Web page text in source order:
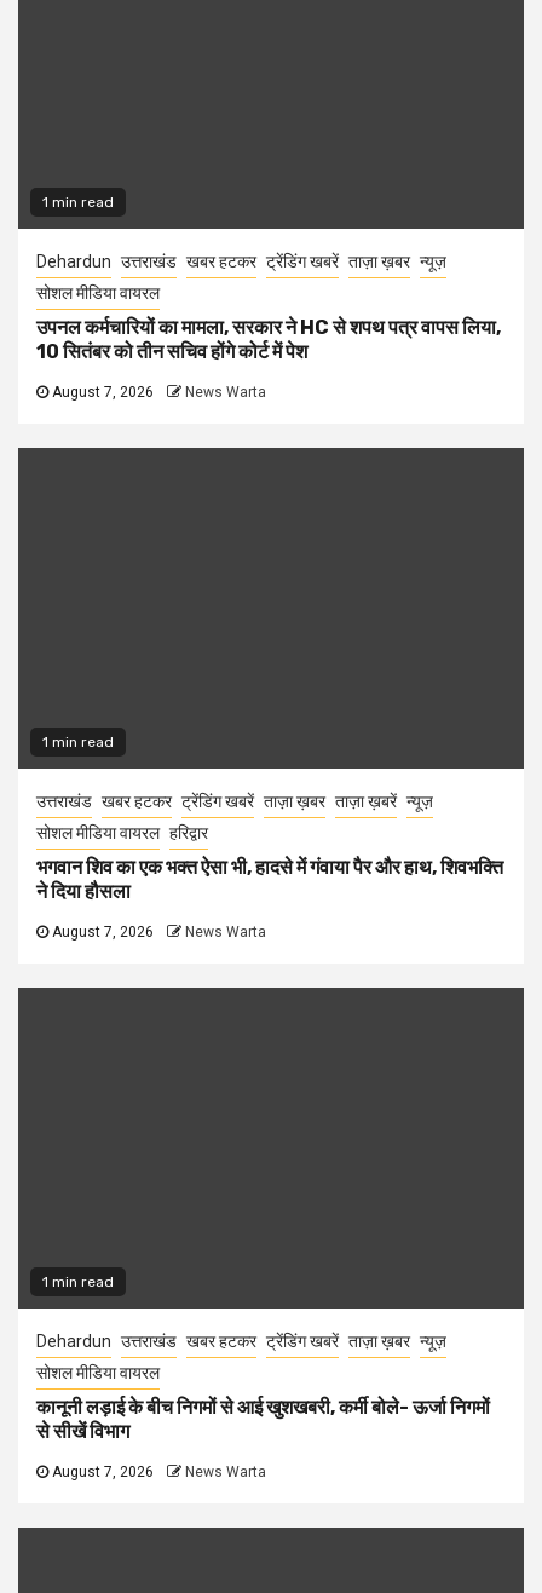
1 min read
Dehardun उत्तराखंड खबर हटकर ट्रेंडिंग खबरें ताज़ा ख़बर न्यूज़
सोशल मीडिया वायरल
उपनल कर्मचारियों का मामला, सरकार ने HC से शपथ पत्र वापस लिया,
10 सितंबर को तीन सचिव होंगे कोर्ट में पेश
August 7, 2026 News Warta
1 min read
उत्तराखंड खबर हटकर ट्रेंडिंग खबरें ताज़ा ख़बर ताज़ा ख़बरें न्यूज़
सोशल मीडिया वायरल हरिद्वार
भगवान शिव का एक भक्त ऐसा भी, हादसे में गंवाया पैर और हाथ, शिवभक्ति
ने दिया हौसला
August 7, 2026 News Warta
1 min read
Dehardun उत्तराखंड खबर हटकर ट्रेंडिंग खबरें ताज़ा ख़बर न्यूज़
सोशल मीडिया वायरल
कानूनी लड़ाई के बीच निगमों से आई खुशखबरी, कर्मी बोले- ऊर्जा निगमों
से सीखें विभाग
August 7, 2026 News Warta